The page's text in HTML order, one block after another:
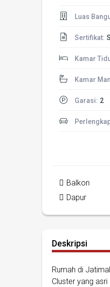
Luas
Sertifikat:
Kamar
Kamar
Garasi: 2
Balkon
Dapur
Deskripsi
Rumah di
Cluster yang